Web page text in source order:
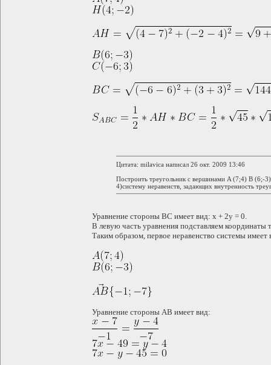
Цитата: milavica написал 26 окт. 2009 13:46
Построить треугольник с вершинами A (7;4) B (6;-
4)систему неравенств, задающих внутренность
Уравнение стороны BC имеет вид: x + 2y = 0.
В левую часть уравнения подставляем
Таким образом, первое неравенство системы имеет
Уравнение стороны AB имеет вид: